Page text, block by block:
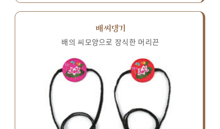
배씨댕기
배의 씨모양으로 장식한 머리끈